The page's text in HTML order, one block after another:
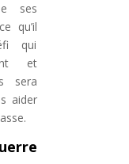
ses
qu’il
qui
et
sera
aider